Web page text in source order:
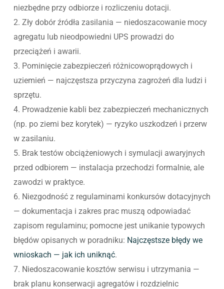
niezbędne przy odbiorze i rozliczeniu dotacji.
2. Zły dobór źródła zasilania — niedoszacowanie mocy
agregatu lub nieodpowiedni UPS prowadzi do
przeciążeń i awarii.
3. Pominięcie zabezpieczeń różnicowoprądowych i
uziemień — najczęstsza przyczyna zagrożeń dla ludzi i
sprzętu.
4. Prowadzenie kabli bez zabezpieczeń mechanicznych
(np. po ziemi bez korytek) — ryzyko uszkodzeń i przerw
w zasilaniu.
5. Brak testów obciążeniowych i symulacji awaryjnych
przed odbiorem — instalacja przechodzi formalnie, ale
zawodzi w praktyce.
6. Niezgodność z regulaminami konkursów dotacyjnych
— dokumentacja i zakres prac muszą odpowiadać
zapisom regulaminu; pomocne jest unikanie typowych
błędów opisanych w poradniku: Najczęstsze błędy we
wnioskach — jak ich uniknąć.
7. Niedoszacowanie kosztów serwisu i utrzymania —
brak planu konserwacji agregatów i rozdzielnic